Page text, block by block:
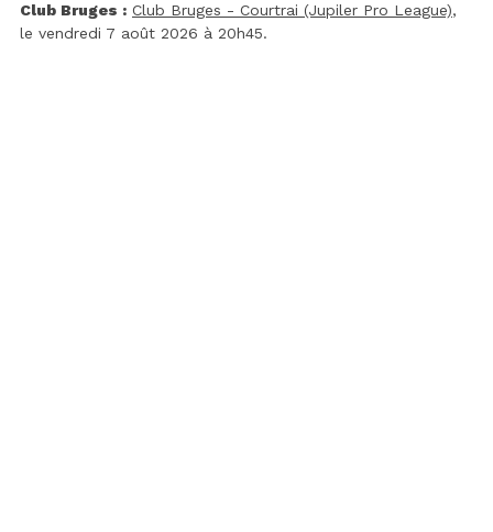
Club Bruges : Club Bruges - Courtrai (Jupiler Pro League),
le vendredi 7 août 2026 à 20h45.